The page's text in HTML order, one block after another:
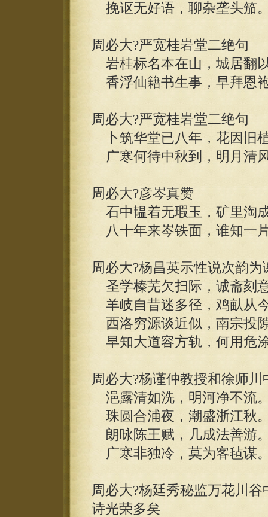
挽讴无好语，聊杂垄头笳
周必大?严宽桂岩堂二绝句
岩桂标名本在山，城居翻
香浮仙籍书生事，早拜恩
周必大?严宽桂岩堂二绝句
卜筑华堂已八年，花因旧
广寒何待中秋到，明月清
周必大?彦岑真赞
石中韫着无瑕玉，矿里淘
八十年来岑铁面，谁知一
周必大?杨昌英示性说次韵为
圣学榛芜欠扫际，诚斋刻
羊岐自昔迷多径，鸡畒从
西洛穷源谈近似，南宗投
早知大道容方轨，何用危
周必大?杨谨仲教授和徐师
浥露清如洗，明河净不流
珠圆合浦夜，潮盛浙江秋
朗咏陈王赋，几成法善游
广寒非独冷，莫为客毡谋
周必大?杨廷秀秘监万花川
诗光荣多矣